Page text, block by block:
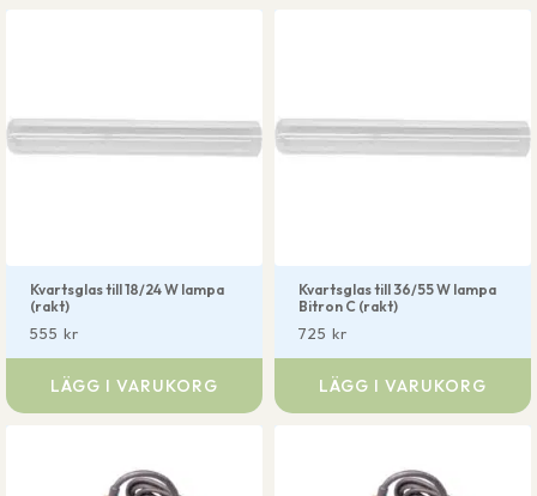
Kvartsglas till 18/24 W lampa
(rakt)
555 kr
LÄGG I VARUKORG
Kvartsglas till 36/55 W lampa
Bitron C (rakt)
725 kr
LÄGG I VARUKORG